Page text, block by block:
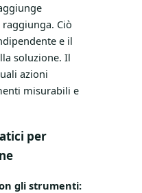
raggiunga. Ciò
e il
soluzione. Il
azioni
misurabili e
per
gli strumenti: